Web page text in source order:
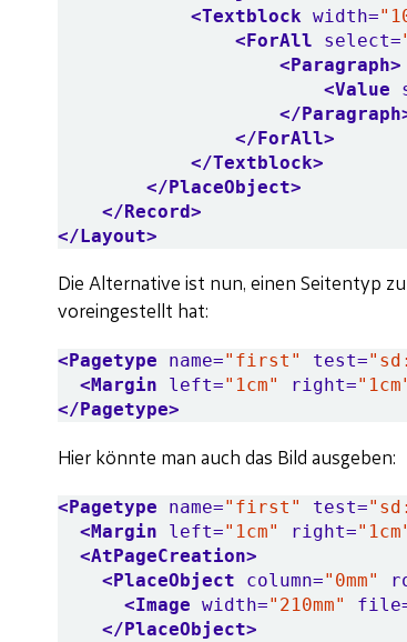
<Textblock width=
<ForAll
select=
<Paragraph>
<Value
</
</ForAll>
</Textblock>
</PlaceObject>
</Record>
</Layout>
Die Alternative ist nun, einen Seitentyp
voreingestellt hat:
<Pagetype name="first" test=
<Margin
left="1cm" right=
</Pagetype>
Hier könnte man auch das Bild ausgeben:
<Pagetype name="first" test=
<Margin
left="1cm" right=
<AtPageCreation>
<PlaceObject
column="0mm"
<Image width="210mm"
</PlaceObject>